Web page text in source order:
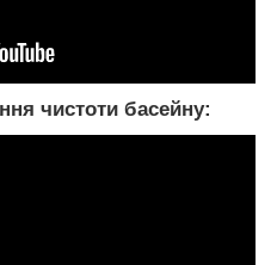
чистоти басейну: